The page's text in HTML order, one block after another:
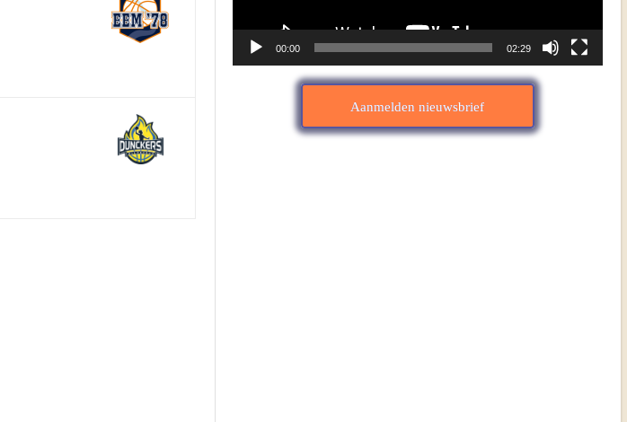
00:00 02:29
Aanmelden nieuwsbrief